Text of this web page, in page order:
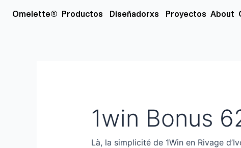
Omelette® Productos Open Productos
Diseñadorxs Open Diseñadorxs
Proyectos About
1win Bonus
Là, la simplicité de 1Win en Rivage
por: